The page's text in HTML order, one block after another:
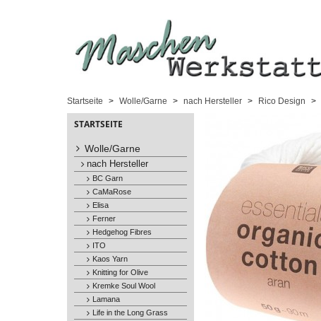
Startseite Wolle/Garne nach Hersteller Rico Design
STARTSEITE
Wolle/Garne
nach Hersteller
BC Garn
CaMaRose
Elisa
Ferner
Hedgehog Fibres
ITO
Kaos Yarn
Knitting for Olive
Kremke Soul Wool
Lamana
Life in the Long Grass